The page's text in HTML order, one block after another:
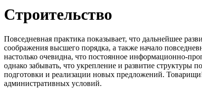
Строительство
Повседневная практика показывает, что дальнейшее
соображения высшего порядка, а также начало
настолько очевидна, что постоянное информационно-
однако забывать, что укрепление и развитие структуры
подготовки и реализации новых предложений.
административных условий.